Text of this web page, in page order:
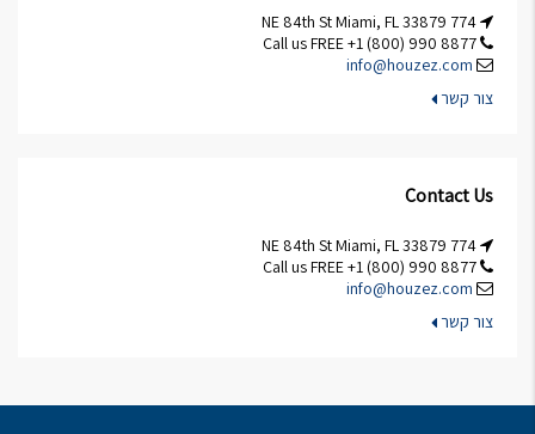
info@houzez.com
צור קשר
Contact Us
info@houzez.com
צור קשר